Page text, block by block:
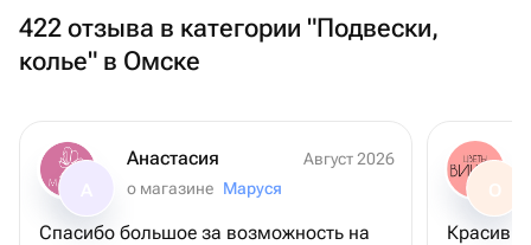
422 отзыва в категории "Подвески,
колье" в Омске
Анастасия
Август 2026
о магазине Маруся
Спасибо большое за возможность на
О